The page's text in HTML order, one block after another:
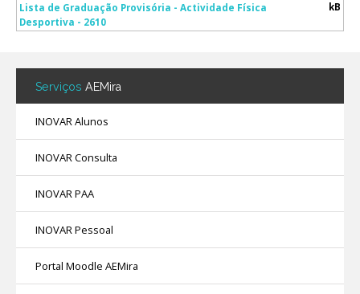
Lista de Graduação Provisória - Actividade Física
Desportiva - 2610
kB
Serviços AEMira
INOVAR Alunos
INOVAR Consulta
INOVAR PAA
INOVAR Pessoal
Portal Moodle AEMira